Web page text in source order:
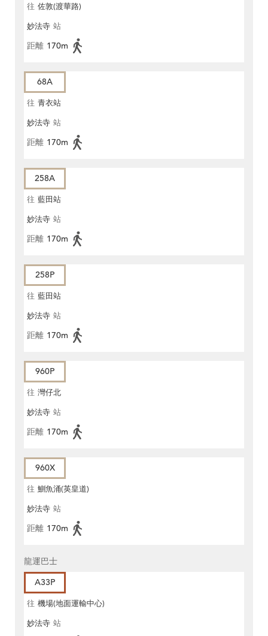
往 佐敦(渡華路)
妙法寺 站
距離 170m
68A
往 青衣站
妙法寺 站
距離 170m
258A
往 藍田站
妙法寺 站
距離 170m
258P
往 藍田站
妙法寺 站
距離 170m
960P
往 灣仔北
妙法寺 站
距離 170m
960X
往 鰂魚涌(英皇道)
妙法寺 站
距離 170m
龍運巴士
A33P
往 機場(地面運輸中心)
妙法寺 站